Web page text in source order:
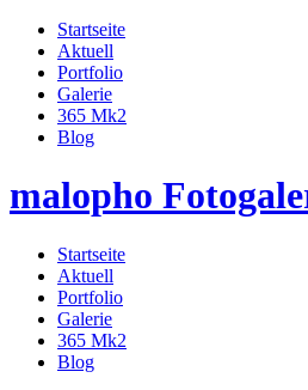
Startseite
Aktuell
Portfolio
Galerie
365 Mk2
Blog
malopho
Startseite
Aktuell
Portfolio
Galerie
365 Mk2
Blog